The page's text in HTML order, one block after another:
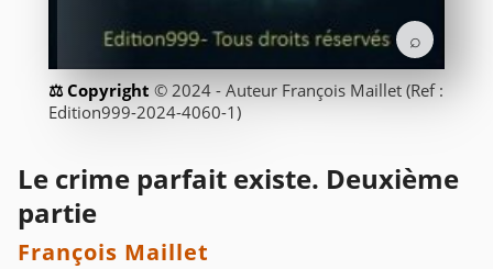
⌕
© 2024 - Auteur François Maillet (Ref :
Edition999-2024-4060-1)
Le crime parfait existe. Deuxième
partie
François Maillet